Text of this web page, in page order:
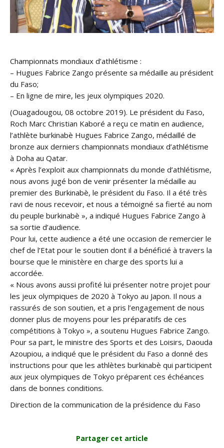
Championnats mondiaux d’athlétisme :
– Hugues Fabrice Zango présente sa médaille au président
du Faso;
– En ligne de mire, les jeux olympiques 2020.
(Ouagadougou, 08 octobre 2019). Le président du Faso,
Roch Marc Christian Kaboré a reçu ce matin en audience,
l’athlète burkinabè Hugues Fabrice Zango, médaillé de
bronze aux derniers championnats mondiaux d’athlétisme
à Doha au Qatar.
« Après l’exploit aux championnats du monde d’athlétisme,
nous avons jugé bon de venir présenter la médaille au
premier des Burkinabè, le président du Faso. Il a été très
ravi de nous recevoir, et nous a témoigné sa fierté au nom
du peuple burkinabè », a indiqué Hugues Fabrice Zango à
sa sortie d’audience.
Pour lui, cette audience a été une occasion de remercier le
chef de l’Etat pour le soutien dont il a bénéficié à travers la
bourse que le ministère en charge des sports lui a
accordée.
« Nous avons aussi profité lui présenter notre projet pour
les jeux olympiques de 2020 à Tokyo au Japon. Il nous a
rassurés de son soutien, et a pris l’engagement de nous
donner plus de moyens pour les préparatifs de ces
compétitions à Tokyo », a soutenu Hugues Fabrice Zango.
Pour sa part, le ministre des Sports et des Loisirs, Daouda
Azoupiou, a indiqué que le président du Faso a donné des
instructions pour que les athlètes burkinabè qui participent
aux jeux olympiques de Tokyo préparent ces échéances
dans de bonnes conditions.
Direction de la communication de la présidence du Faso
Partager cet article